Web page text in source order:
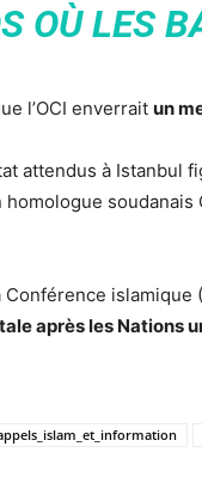
OÙ LES
l’OCI enverrait un
attendus à
homologue
Conférence islamique
après les Nations